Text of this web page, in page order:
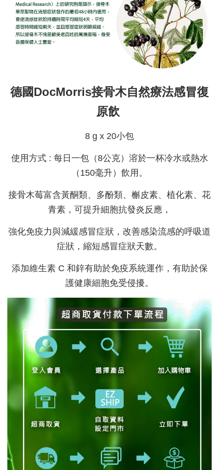
德國DocMorris接骨木自然療法感冒復
原飲
8 g x 20小包
使用方式 : 每日一包（8公克）溶於一杯冷水或熱水
（150毫升）飲用。
接骨木莓富含黃酮類、多酚類、槲皮素、植化素、花
青素，可提升細胞抗發炎反應，
強化免疫力與減緩感冒症狀，改善感染流感的呼吸道
症狀，縮短感冒症狀天數。
添加維生素 C 和鋅有助於免疫系統運作，有助於保
護健康細胞免受侵擾。